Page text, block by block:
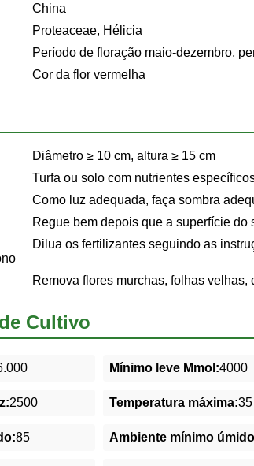
China
Proteaceae, Hélicia
Período de floração maio-dezembro,
Cor da flor vermelha
Diâmetro ≥ 10 cm, altura ≥ 15 cm
Turfa ou solo com nutrientes
Como luz adequada, faça sombra
Regue bem depois que a superfície do
Dilua os fertilizantes seguindo as
Remova flores murchas, folhas velhas,
Cultivo
Mínimo leve Mmol:4000
2500 Temperatura máxima:35
85 Ambiente mínimo